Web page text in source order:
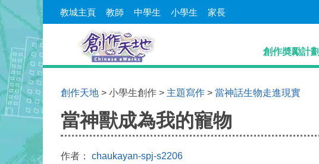
教城主頁 教師 中學生 小學生 家長
創作奬勵計劃
創作天地 > 小學生創作 > 主題寫作 > 當神話生物走進現實
當神獸成為我的寵物
作者： chaukayan-spj-s2206